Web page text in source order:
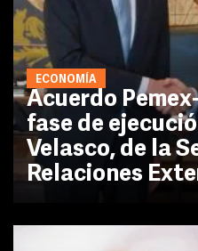
ECONOMÍA
Acuerdo
fase de
Velasco, de la
Relaciones